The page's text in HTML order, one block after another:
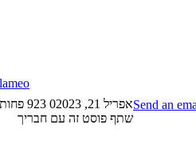
Send anאפריל 21, 2023 0
שתף פוסט זה עם חבריך